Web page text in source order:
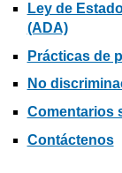
Ley de
(ADA)
Prácticas de
No
Comentarios
Contáctenos